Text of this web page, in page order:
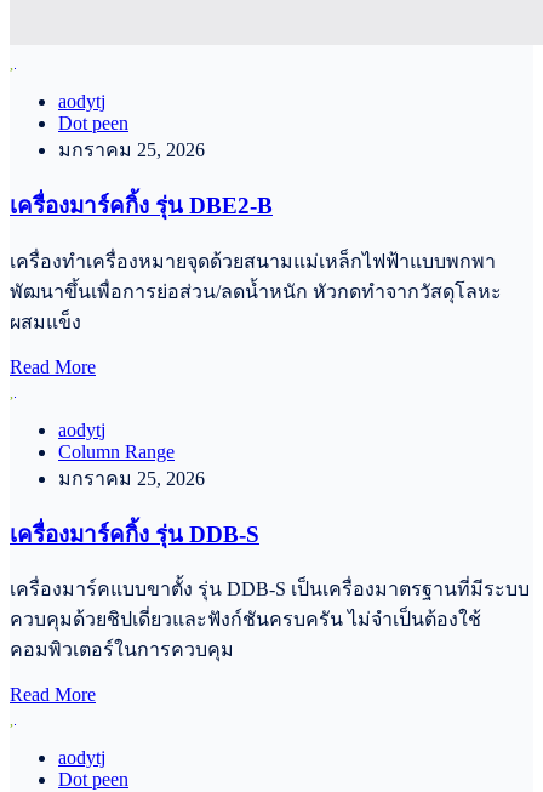
aodytj
Dot peen
มกราคม 25, 2026
เครื่องมาร์คกิ้ง รุ่น DBE2-B
เครื่องทำเครื่องหมายจุดด้วยสนามแม่เหล็กไฟฟ้าแบบพกพา
พัฒนาขึ้นเพื่อการย่อส่วน/ลดน้ำหนัก หัวกดทำจากวัสดุโลหะ
ผสมแข็ง
Read More
aodytj
Column Range
มกราคม 25, 2026
เครื่องมาร์คกิ้ง รุ่น DDB-S
เครื่องมาร์คแบบขาตั้ง รุ่น DDB-S เป็นเครื่องมาตรฐานที่มีระบบ
ควบคุมด้วยชิปเดี่ยวและฟังก์ชันครบครัน ไม่จำเป็นต้องใช้
คอมพิวเตอร์ในการควบคุม
Read More
aodytj
Dot peen